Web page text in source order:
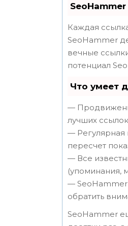
SeoHammer
Каждая
SeoHammer
вечные
потенциал
Что умеет
—
лучших
— Регулярная
пересчет
— Все
(упоминания,
— SeoHammer
обратить
SeoHammer